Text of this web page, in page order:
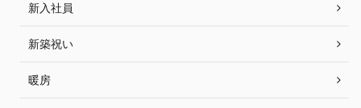
新入社員
新築祝い
暖房